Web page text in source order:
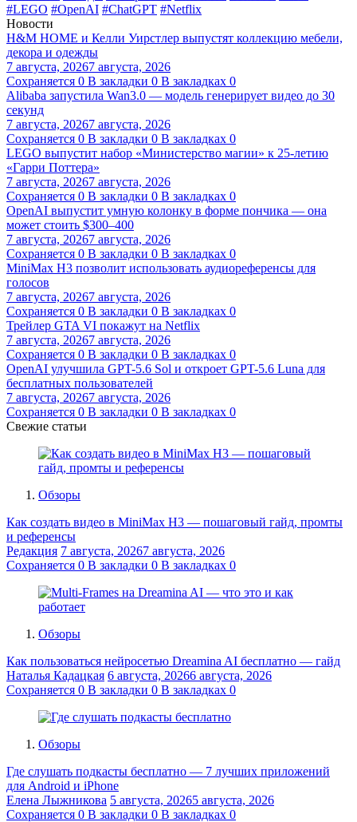
#LEGO #OpenAI #ChatGPT #Netflix
Новости
H&M HOME и Келли Уирстлер выпустят коллекцию мебели,
декора и одежды
7 августа, 20267 августа, 2026
Сохраняется 0 В закладки 0 В закладках 0
Alibaba запустила Wan3.0 — модель генерирует видео до 30
секунд
7 августа, 20267 августа, 2026
Сохраняется 0 В закладки 0 В закладках 0
LEGO выпустит набор «Министерство магии» к 25-летию
«Гарри Поттера»
7 августа, 20267 августа, 2026
Сохраняется 0 В закладки 0 В закладках 0
OpenAI выпустит умную колонку в форме пончика — она
может стоить $300–400
7 августа, 20267 августа, 2026
Сохраняется 0 В закладки 0 В закладках 0
MiniMax H3 позволит использовать аудиореференсы для
голосов
7 августа, 20267 августа, 2026
Сохраняется 0 В закладки 0 В закладках 0
Трейлер GTA VI покажут на Netflix
7 августа, 20267 августа, 2026
Сохраняется 0 В закладки 0 В закладках 0
OpenAI улучшила GPT-5.6 Sol и откроет GPT-5.6 Luna для
бесплатных пользователей
7 августа, 20267 августа, 2026
Сохраняется 0 В закладки 0 В закладках 0
Свежие статьи
Обзоры
Как создать видео в MiniMax H3 — пошаговый гайд, промты
и референсы
Редакция 7 августа, 20267 августа, 2026
Сохраняется 0 В закладки 0 В закладках 0
Обзоры
Как пользоваться нейросетью Dreamina AI бесплатно — гайд
Наталья Кадацкая 6 августа, 20266 августа, 2026
Сохраняется 0 В закладки 0 В закладках 0
Обзоры
Где слушать подкасты бесплатно — 7 лучших приложений
для Android и iPhone
Елена Лыжникова 5 августа, 20265 августа, 2026
Сохраняется 0 В закладки 0 В закладках 0